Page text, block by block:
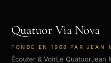
Quatuor Via Nova
FONDÉ EN 1968 PAR JEAN
Écouter & VoirLe QuatuorJean